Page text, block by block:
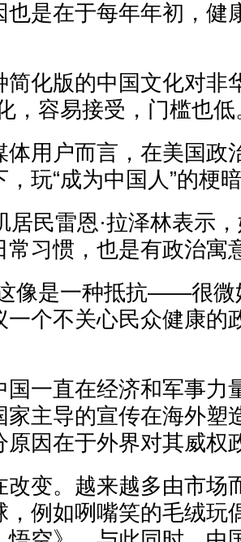
也是在于每年年初，健
简化版的中国文化对非
，容易接受，门槛也低
体用户而言，在美国政
玩“成为中国人”的梗
居民雷恩·拉泽林表示
常习惯，也是有政治寓
像是一种抵抗——很微
个不关心民众健康的
国一直在经济和军事力
家主导的宣传在海外塑
原因在于外界对其威权
改变。越来越多由市场
，例如咧嘴笑的毛绒玩